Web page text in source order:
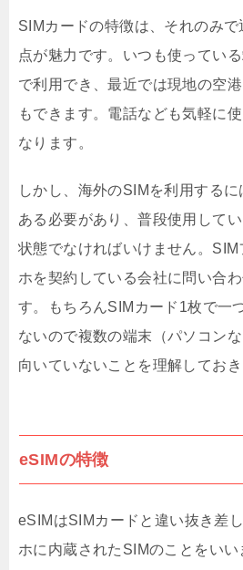
SIMカードの特徴は、それのみ
点が魅力です。いつも使ってい
で利用でき、最近では現地の空
もできます。電話なども気軽に
なります。
しかし、海外のSIMを利用する
ある必要があり、普段使用して
状態でなければいけません。
ホを契約している会社に問い合
す。もちろんSIMカード1枚で一
ないので複数の端末（パソコン
向いていないことを理解しておき
eSIMの特徴
eSIMはSIMカードと違い抜き差
ホに内蔵されたSIMのことをい